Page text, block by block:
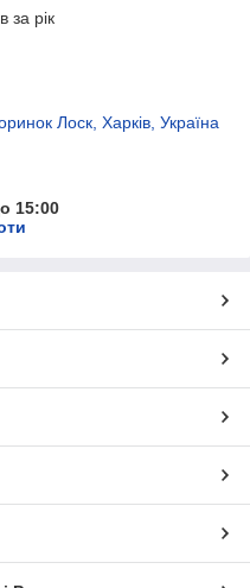
за рік
Лоск, Харків, Україна
15:00